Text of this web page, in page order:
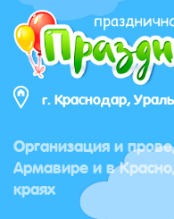
г. Краснодар,
Организация и
Армавире и в
краях